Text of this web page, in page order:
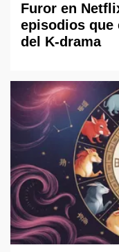
Furor en
episodios que
del K-drama